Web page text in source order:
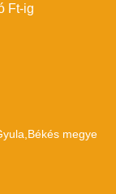
Ft-ig
megye